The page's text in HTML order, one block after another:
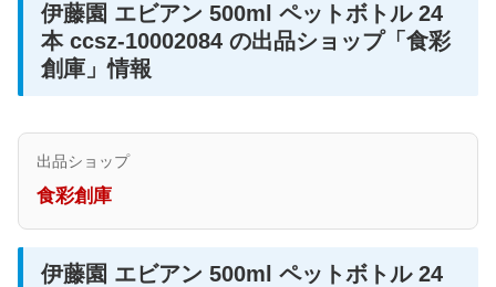
伊藤園 エビアン 500ml ペットボトル 24
本 ccsz-10002084 の出品ショップ「食彩
創庫」情報
出品ショップ
食彩創庫
伊藤園 エビアン 500ml ペットボトル 24